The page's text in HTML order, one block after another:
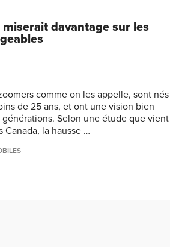
davantage sur les
comme on les appelle, sont nés
de 25 ans, et ont une vision bien
Selon une étude que vient
Canada, la hausse …